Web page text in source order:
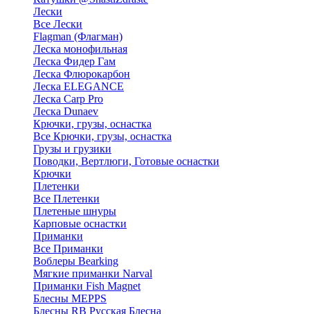
Лески
Все Лески
Flagman (Флагман)
Леска монофильная
Леска Фидер Гам
Леска Флюрокарбон
Леска ELEGANCE
Леска Carp Pro
Леска Dunaev
Крючки, грузы, оснастка
Все Крючки, грузы, оснастка
Грузы и грузики
Поводки, Вертлюги, Готовые оснастки
Крючки
Плетенки
Все Плетенки
Плетеные шнуры
Карповые оснастки
Приманки
Все Приманки
Воблеры Bearking
Мягкие приманки Narval
Приманки Fish Magnet
Блесны MEPPS
Блесны RB Русская Блесна